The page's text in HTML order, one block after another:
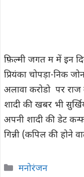
फ़िल्मी जगत म में इन
प्रियंका चोपड़ा-निक
अलावा करोडो पर
शादी की खबर भी
अपनी शादी की डेट
गिन्नी (कपिल की होने
Categories
मनोरंजन